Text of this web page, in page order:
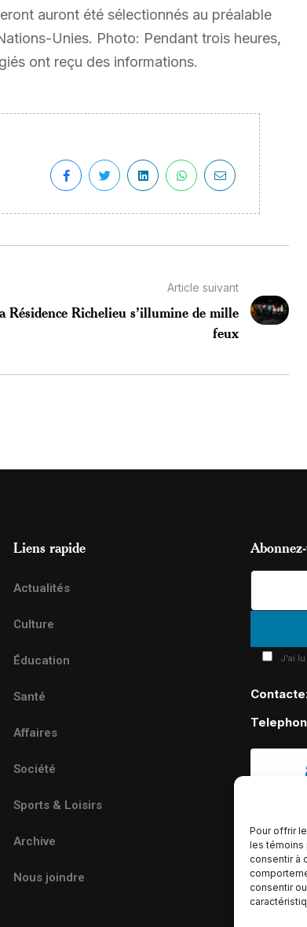
Pour offrir
les témoins
consentir à
consentir
auront été sélectionnés au préalable
Unies. Photo: Pendant trois heures,
ont reçu des informations.
Article suivant
Résidence Richelieu s’illumine de mille
feux
Liens rapide
Actualités
Culture
Éducation
Santé
Affaires
Société
Sports & Loisirs
Archive
Nous joindre
J'ai